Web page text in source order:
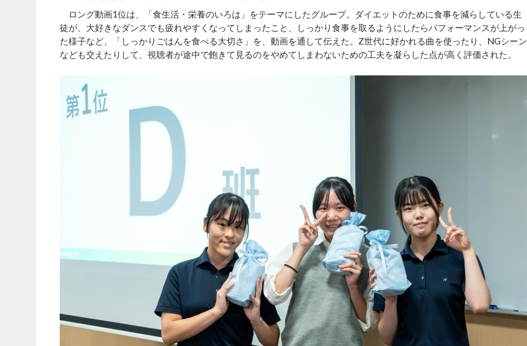
ロング動画1位は、「食生活・栄養のいろは」をテーマにしたグループ。ダイエットのために食事を減らしている生
徒が、大好きなダンスでも疲れやすくなってしまったこと、しっかり食事を取るようにしたらパフォーマンスが上がっ
た様子など、「しっかりごはんを食べる大切さ」を、動画を通して伝えた。Z世代に好かれる曲を使ったり、NGシーン
なども交えたりして、視聴者が途中で飽きて見るのをやめてしまわないための工夫を凝らした点が高く評価された。